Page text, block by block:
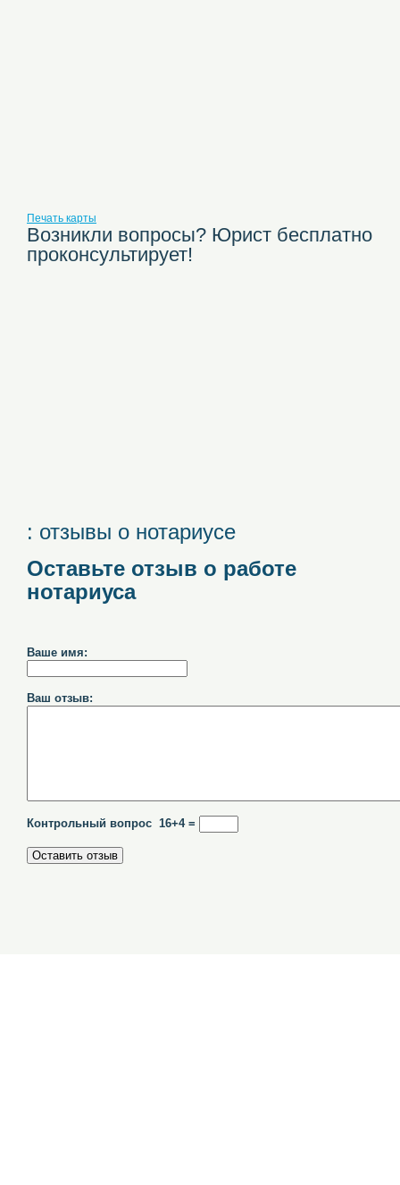
Печать карты
Возникли вопросы? Юрист бесплатно
проконсультирует!
: отзывы о нотариусе
Оставьте отзыв о работе
нотариуса
Ваше имя:
Ваш отзыв:
Контрольный вопрос 16+4 =